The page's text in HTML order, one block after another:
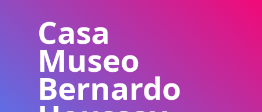
Casa
Museo
Bernardo